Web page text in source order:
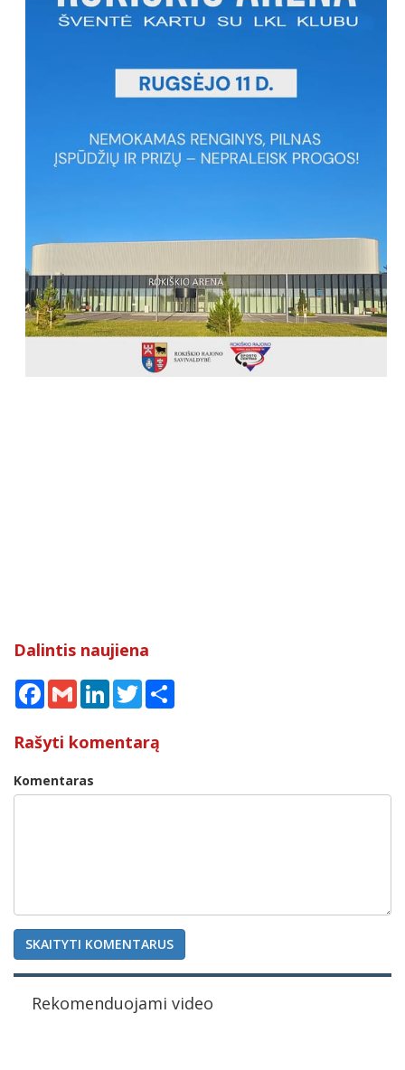
Dalintis naujiena
Facebook
Gmail LinkedInTwitter
Rašyti komentarą
Komentaras
SKAITYTI KOMENTARUS
Rekomenduojami video